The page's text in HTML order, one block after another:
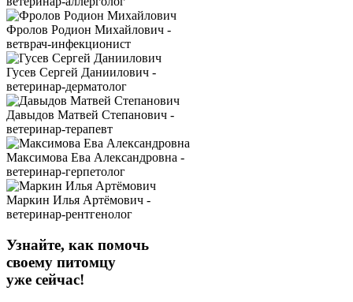
Фролов Родион Михайлович -
ветврач-инфекционист
Гусев Сергей Даниилович -
ветеринар-дерматолог
Давыдов Матвей Степанович -
ветеринар-терапевт
Максимова Ева Александровна -
ветеринар-герпетолог
Маркин Илья Артёмович -
ветеринар-рентгенолог
Узнайте, как помочь
своему питомцу
уже сейчас!